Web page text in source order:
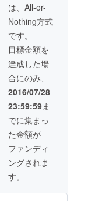
は、All-or-
Nothing方式
です。
目標金額を
達成した場
合にのみ、
2016/07/28
23:59:59ま
でに集まっ
た金額が
ファンディ
ングされま
す。